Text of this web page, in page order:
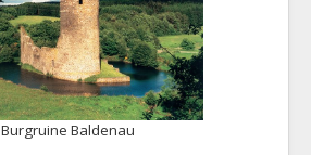
Burgruine Baldenau